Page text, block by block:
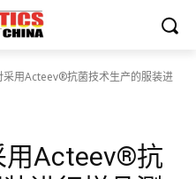
采用Acteev®抗菌技术生产的服装进
用Acteev®抗